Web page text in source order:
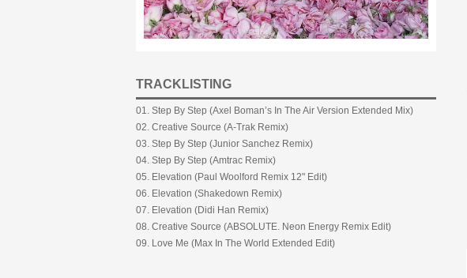
TRACKLISTING
01. Step By Step (Axel Boman’s In The Air Version Extended Mix)
02. Creative Source (A-Trak Remix)
03. Step By Step (Junior Sanchez Remix)
04. Step By Step (Amtrac Remix)
05. Elevation (Paul Woolford Remix 12" Edit)
06. Elevation (Shakedown Remix)
07. Elevation (Didi Han Remix)
08. Creative Source (ABSOLUTE. Neon Energy Remix Edit)
09. Love Me (Max In The World Extended Edit)